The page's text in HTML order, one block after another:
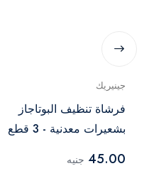
جينيريك
فرشاة تنظيف البوتاجاز
بشعيرات معدنية - 3 قطع
45.00 جنيه